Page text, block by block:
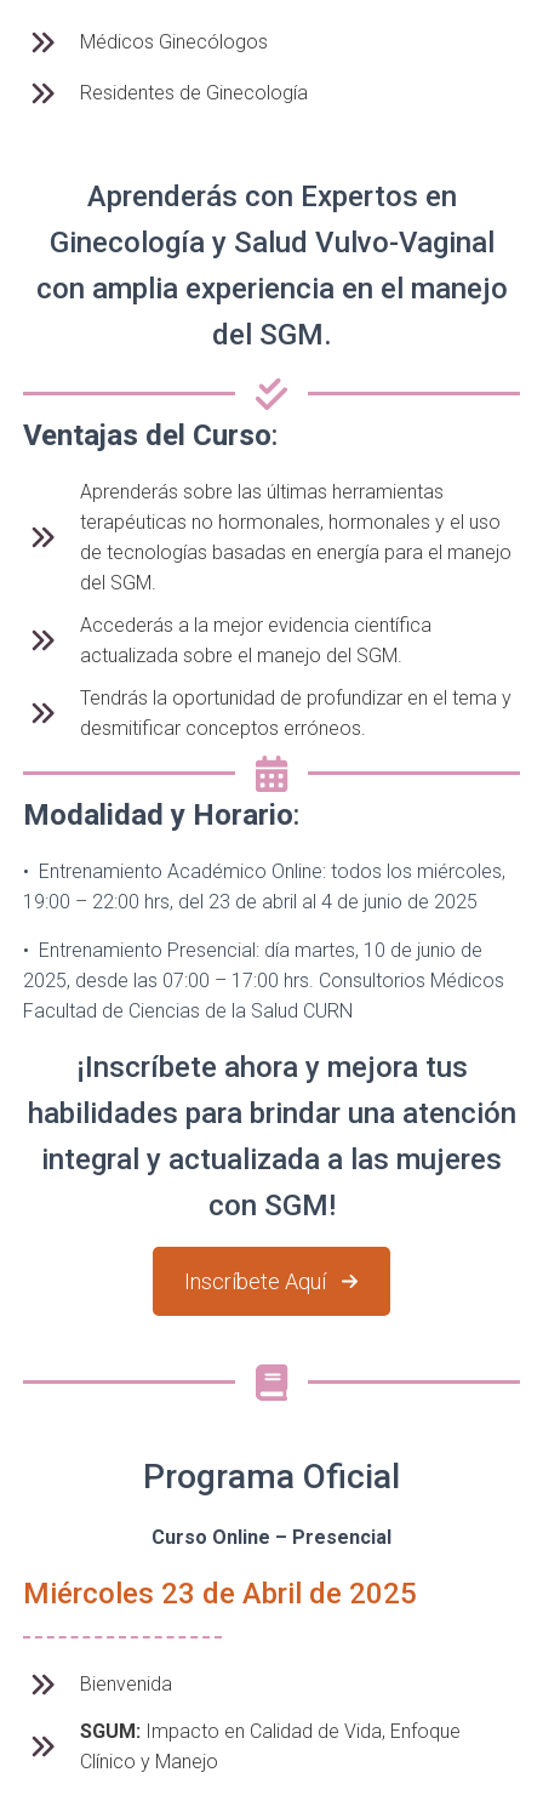
Médicos Ginecólogos
Residentes de Ginecología
Aprenderás con Expertos en
Ginecología y Salud Vulvo-Vaginal
con amplia experiencia en el manejo
del SGM.
Ventajas del Curso:
⁠⁠Aprenderás sobre las últimas herramientas
terapéuticas no hormonales, hormonales y el uso
de tecnologías basadas en energía para el manejo
del SGM.
⁠Accederás a la mejor evidencia científica
actualizada sobre el manejo del SGM.
⁠⁠Tendrás la oportunidad de profundizar en el tema y
desmitificar conceptos erróneos.
Modalidad y Horario:
•⁠ ⁠Entrenamiento Académico Online: todos los miércoles,
19:00 – 22:00 hrs, del 23 de abril al 4 de junio de 2025
•⁠ ⁠Entrenamiento Presencial: día martes, 10 de junio de
2025, desde las 07:00 – 17:00 hrs. Consultorios Médicos
Facultad de Ciencias de la Salud CURN
¡Inscríbete ahora y mejora tus
habilidades para brindar una atención
integral y actualizada a las mujeres
con SGM!
Inscríbete Aquí
Programa Oficial
Curso Online – Presencial
Miércoles 23 de Abril de 2025
Bienvenida
SGUM: Impacto en Calidad de Vida, Enfoque
Clínico y Manejo